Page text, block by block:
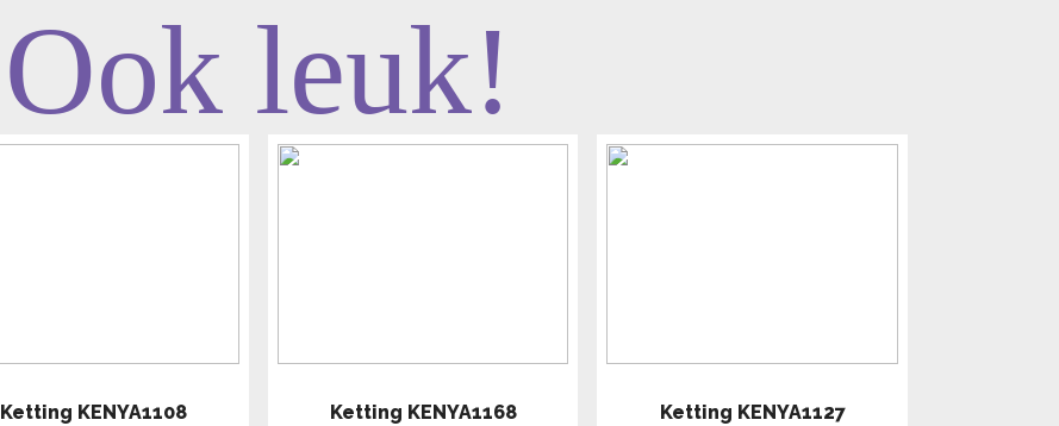
Ook leuk!
Ketting KENYA1108
Ketting KENYA1168
Ketting KENYA1127